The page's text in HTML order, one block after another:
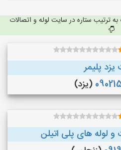
ترتیب ستاره در سایت لوله و اتصالات
پلیمر
(یزد)
و لوله های پلی اتیلن